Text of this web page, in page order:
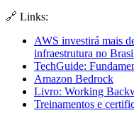
🔗 Links:
AWS investirá mais
infraestrutura no
TechGuide:
Amazon Bedrock
Livro: Working
Treinamentos e